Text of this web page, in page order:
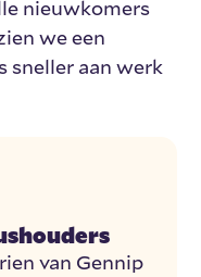
nieuwkomers
we een
sneller aan werk
van Gennip